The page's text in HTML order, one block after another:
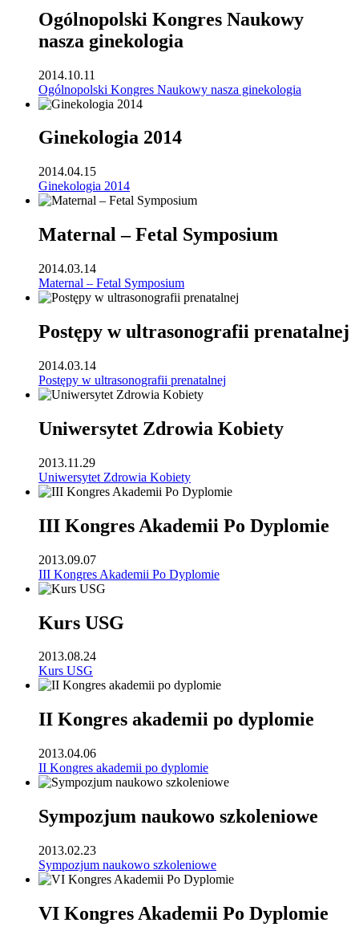
Ogólnopolski Kongres Naukowy
nasza ginekologia
2014.10.11
Ogólnopolski Kongres Naukowy nasza ginekologia
Ginekologia 2014
2014.04.15
Ginekologia 2014
Maternal – Fetal Symposium
2014.03.14
Maternal – Fetal Symposium
Postępy w ultrasonografii prenatalnej
2014.03.14
Postępy w ultrasonografii prenatalnej
Uniwersytet Zdrowia Kobiety
2013.11.29
Uniwersytet Zdrowia Kobiety
III Kongres Akademii Po Dyplomie
2013.09.07
III Kongres Akademii Po Dyplomie
Kurs USG
2013.08.24
Kurs USG
II Kongres akademii po dyplomie
2013.04.06
II Kongres akademii po dyplomie
Sympozjum naukowo szkoleniowe
2013.02.23
Sympozjum naukowo szkoleniowe
VI Kongres Akademii Po Dyplomie